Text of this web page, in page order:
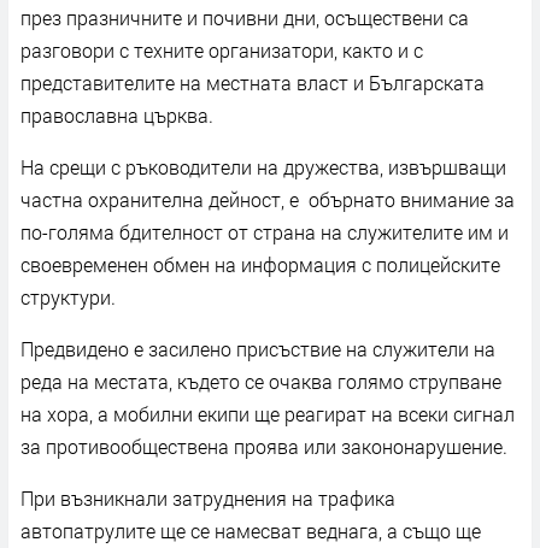
през празничните и почивни дни, осъществени са
разговори с техните организатори, както и с
представителите на местната власт и Българската
православна църква.
На срещи с ръководители на дружества, извършващи
частна охранителна дейност, е обърнато внимание за
по-голяма бдителност от страна на служителите им и
своевременен обмен на информация с полицейските
структури.
Предвидено е засилено присъствие на служители на
реда на местата, където се очаква голямо струпване
на хора, а мобилни екипи ще реагират на всеки сигнал
за противообществена проява или закононарушение.
При възникнали затруднения на трафика
автопатрулите ще се намесват веднага, а също ще